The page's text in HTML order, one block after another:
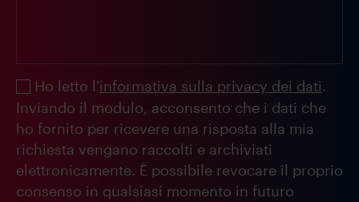
Ho letto l'informativa sulla privacy dei dati.
Inviando il modulo, acconsento che i dati che
ho fornito per ricevere una risposta alla mia
richiesta vengano raccolti e archiviati
elettronicamente. È possibile revocare il proprio
consenso in qualsiasi momento in futuro